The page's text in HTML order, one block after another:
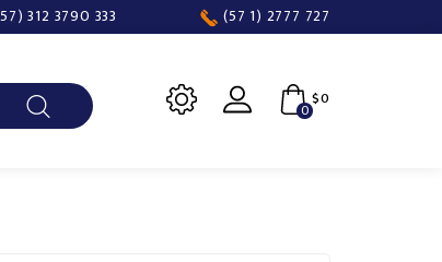
312 3790 333 (57 1) 2777 727
0$0